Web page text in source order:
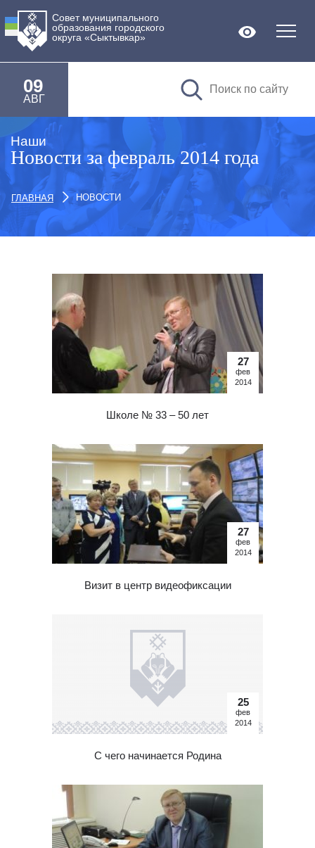
Совет муниципального
образования городского
округа «Сыктывкар»
09
АВГ
Версия
Наши
Новости за февраль 2014 года
ГЛАВНАЯ НОВОСТИ
Школе № 33 – 50 лет
27
фев
2014
Визит в центр видеофиксации
27
фев
2014
С чего начинается Родина
25
фев
2014